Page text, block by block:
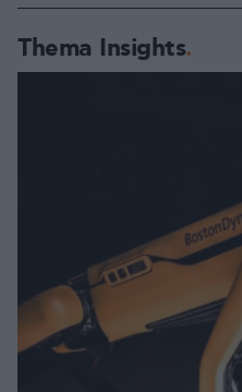
Thema Insights